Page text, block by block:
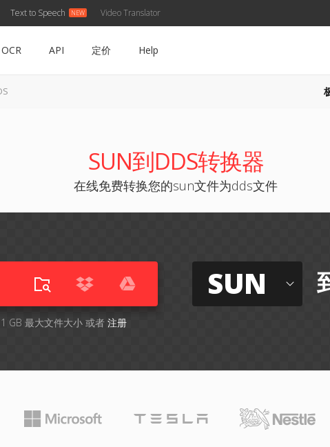
Text to Speech Video Translator
OCR API 定价 Help
SUN到DDS转换器
在线免费转换您的sun文件为dds文件
GB 最大文件大小 或者 注册
SUN